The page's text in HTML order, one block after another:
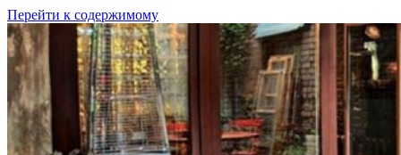
Перейти к содержимому